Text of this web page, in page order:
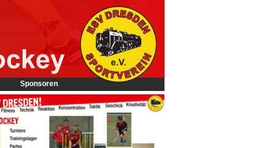
Sponsoren